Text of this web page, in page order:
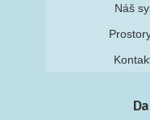
Náš